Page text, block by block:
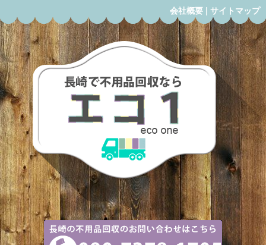
会社概要 | サイトマップ